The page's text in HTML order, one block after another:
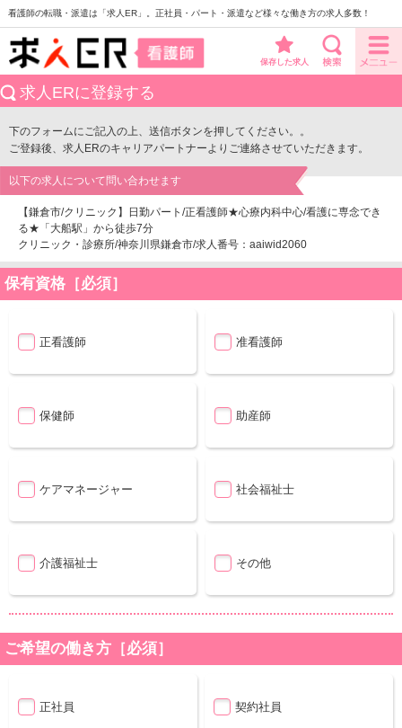
看護師の転職・派遣は「求人ER」。正社員・パート・派遣など様々な働き方の求人多数！
保存した求人
求人ERに登録する
下のフォームにご記入の上、送信ボタンを押してください。。
ご登録後、求人ERのキャリアパートナーよりご連絡させていただきます。
以下の求人について問い合わせます
【鎌倉市/クリニック】日勤パート/正看護師★心療内科中心/看護に専念でき
る★「大船駅」から徒歩7分
クリニック・診療所/神奈川県鎌倉市/求人番号：aaiwid2060
保有資格［必須］
正看護師 准看護師
保健師 助産師
ケアマネージャー 社会福祉士
介護福祉士 その他
ご希望の働き方［必須］
正社員 契約社員